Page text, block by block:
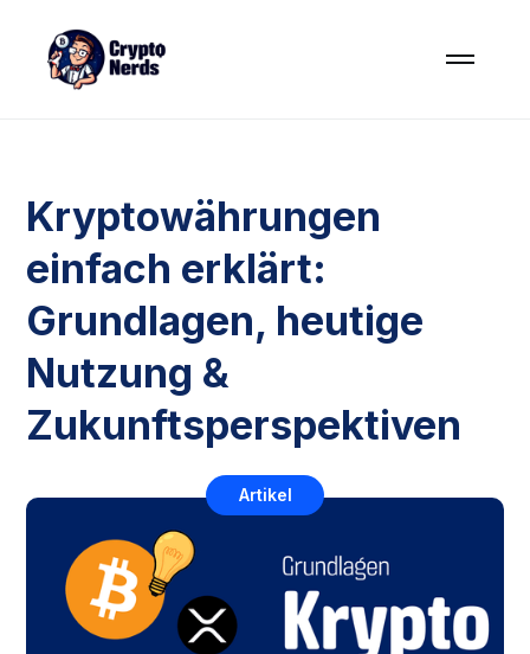
Kryptowährungen
einfach erklärt:
Grundlagen, heutige
Nutzung &
Zukunftsperspektiven
Artikel